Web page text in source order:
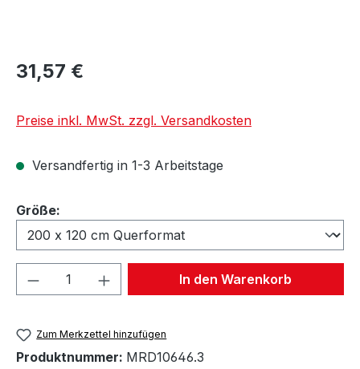
31,57 €
Preise inkl. MwSt. zzgl. Versandkosten
Versandfertig in 1-3 Arbeitstage
Größe:
Produkt Anzahl: Gib denIn den Warenkorb
Zum Merkzettel hinzufügen
Produktnummer: MRD10646.3